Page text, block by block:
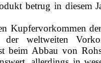
betrug in diesem
Kupfervorkommen
weltweiten
beim Abbau von